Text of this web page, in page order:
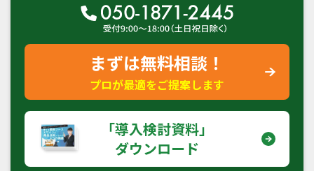
まずは無料相談！
プロが最適をご提案します
｢導入検討資料｣
ダウンロード